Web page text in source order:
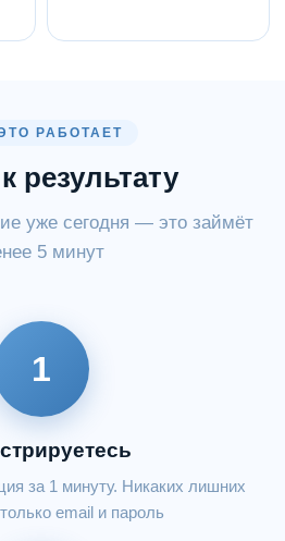
РАБОТАЕТ
результату
уже сегодня — это займёт
5 минут
1
за 1 минуту. Никаких лишних
email и пароль